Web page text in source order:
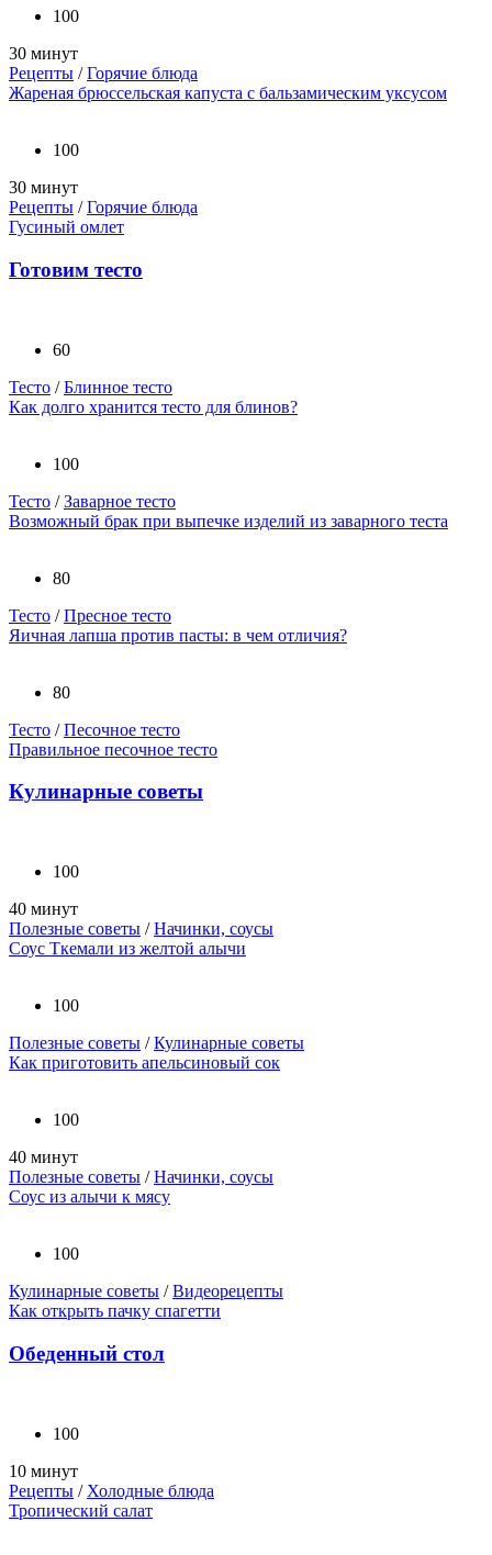
100
30 минут
Рецепты /Горячие блюда
Жареная брюссельская капуста с бальзамическим уксусом
100
30 минут
Рецепты /Горячие блюда
Гусиный омлет
Готовим тесто
60
Тесто /Блинное тесто
Как долго хранится тесто для блинов?
100
Тесто /Заварное тесто
Возможный брак при выпечке изделий из заварного теста
80
Тесто /Пресное тесто
Яичная лапша против пасты: в чем отличия?
80
Тесто /Песочное тесто
Правильное песочное тесто
Кулинарные советы
100
40 минут
Полезные советы /Начинки, соусы
Соус Ткемали из желтой алычи
100
Полезные советы /Кулинарные советы
Как приготовить апельсиновый сок
100
40 минут
Полезные советы /Начинки, соусы
Соус из алычи к мясу
100
Кулинарные советы /Видеорецепты
Как открыть пачку спагетти
Обеденный стол
100
10 минут
Рецепты / Холодные блюда
Тропический салат